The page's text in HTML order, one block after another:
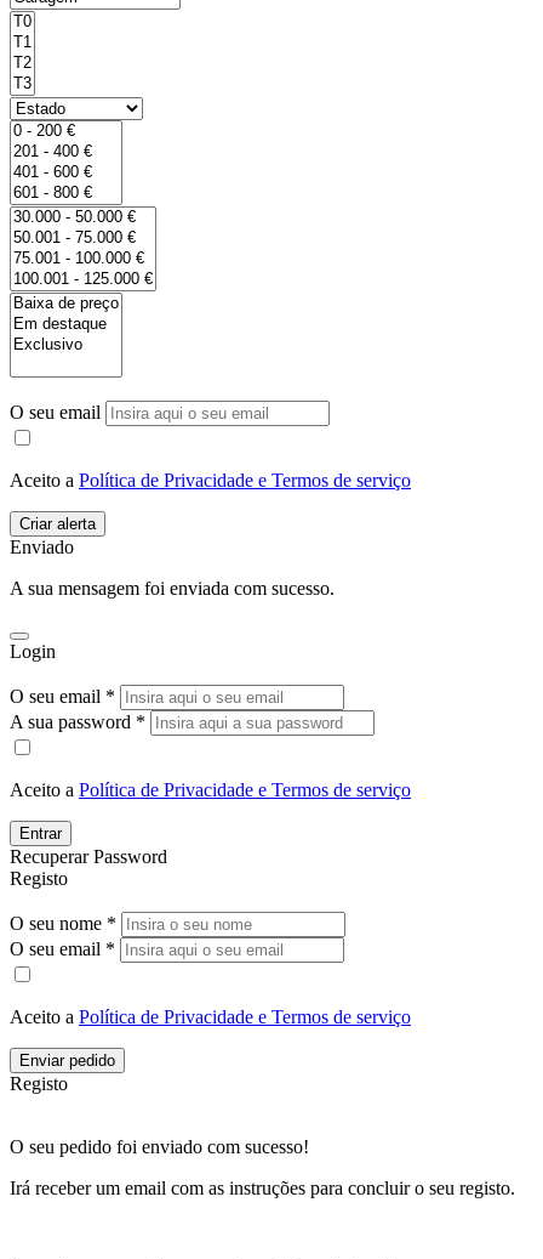
O seu email
Aceito a Política de Privacidade e Termos de serviço
Enviado
A sua mensagem foi enviada com sucesso.
Login
O seu email *
A sua password *
Aceito a Política de Privacidade e Termos de serviço
Entrar
Recuperar Password
Registo
O seu nome *
O seu email *
Aceito a Política de Privacidade e Termos de serviço
Enviar pedido
Registo
O seu pedido foi enviado com sucesso!
Irá receber um email com as instruções para concluir o seu registo.